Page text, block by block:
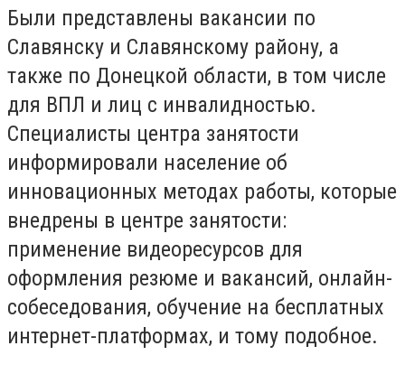
Были представлены вакансии по
Славянску и Славянскому району, а
также по Донецкой области, в том числе
для ВПЛ и лиц с инвалидностью.
Специалисты центра занятости
информировали население об
инновационных методах работы, которые
внедрены в центре занятости:
применение видеоресурсов для
оформления резюме и вакансий, онлайн-
собеседования, обучение на бесплатных
интернет-платформах, и тому подобное.